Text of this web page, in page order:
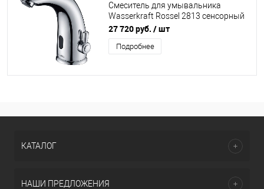
Смеситель для умывальника
Wasserkraft Rossel 2813 сенсорный
хром
27 720 руб. / шт
Подробнее
КАТАЛОГ
НАШИ ПРЕДЛОЖЕНИЯ